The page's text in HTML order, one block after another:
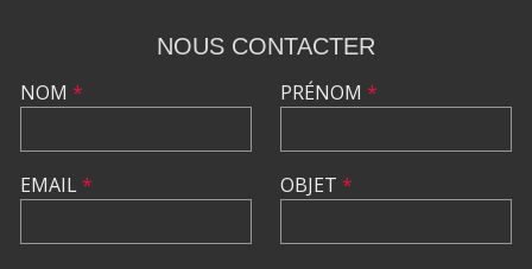
NOUS CONTACTER
NOM *
EMAIL*
PRÉNOM *
OBJET *